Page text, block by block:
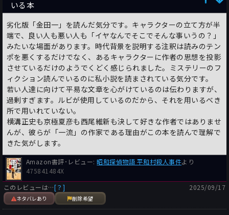
が、しかし、そこまで違和感を引っ張り続けてきた読者にとっ
て、あまりに取って付けたような落としどころでしかない。い
や、最初からそうした違和感を踏まえていたなら、そもそもスト
ーリーの枠組みとして成立しないのではないか、と思える。
あとがきを読むと、著者本人は初めて楽しみながら書いたそうだ
が、楽しかったのは著者だけで、読者には楽しいとは言えない作
品だった。
あと、ディテールもいろいろと気になった。
例えば、「市警」という言葉。
村で殺人事件が起きて市警の刑事たちが出張って来るのだが、こ
の「市警」ってなんだろう。
アメリカでは現在もロス市警というような仕組みになっている
が、日本では戦後すぐにGHQにより旧来の内務省の警察が自治
体警察に改組された。その時点では「市警」だったと思われるけ
れども、この仕組みは1954年には消滅した。
本作の舞台は1966年頃である。○○県警△△警察署のはずで、
略すと△△署である。
例えば埼玉県警東松山警察署となって、東松山市警にはなり得な
いる本
劣化版「金田一」を読んだ気分です。キャラクターの立て方が半
端で、良い人も悪い人も「イヤなんでそこでそんな事いうの？」
みたいな場面があります。時代背景を説明する注釈は読みのテン
ポを悪くするだけでなく、あるキャラクターに作者の思想を投影
させているだけのようでくどく感じられました。ミステリーのフ
ィクション読んでいるのに私小説を読まされている気分です。
若い人達に向けて平易な文章を心がけているのは伝わりますが、
過剰すぎます。ルビが使用しているのだから、それを用いるべき
所で用いれていない。
横溝正史も京極夏彦も西尾維新も決して好きな作者ではありませ
んが、彼らが「一流」の作家である理由がこの本を読んで理解で
きた気がします。
Amazon書評･レビュー:昭和探偵物語 平和村殺人事件より
475841484X
このレビューは…[？]
ネタバレあり 削除希望
2025/09/17